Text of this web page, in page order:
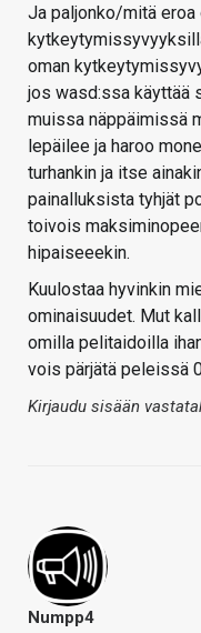
Ja paljonko/mitä eroa
oman
jos wasd:ssa käyttää
muissa näppäimissä
lepäilee ja haroo
turhankin ja itse
painalluksista tyhjät
toivois
hipaiseeekin.
Kuulostaa hyvinkin
ominaisuudet. Mut
omilla pelitaidoilla
vois pärjätä peleissä
Kirjaudu sisään
Numpp4